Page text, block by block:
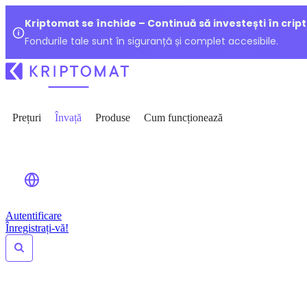
Kriptomat se închide – Continuă să investești în
Fondurile tale sunt în siguranță și complet accesibile.
Prețuri Învață Produse Cum funcționează
Autentificare
Înregistrați-vă!